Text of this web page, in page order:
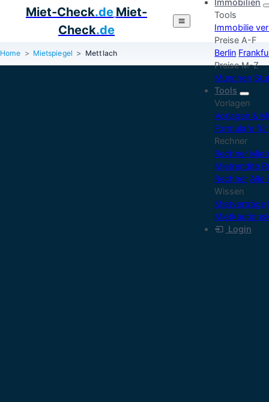
Miet-Check.de Miet-
Check.de
Immobilien
Tools
Immobilie
Preise A-F
Berlin
Preise M-Z
München
Tools
Vorlagen
Vorlagen &
Formulare
Rechner
Rechner
Mietrendite
Rechner Alle
Wissen
Mietverträge
Login
Home Mietspiegel Mettlach